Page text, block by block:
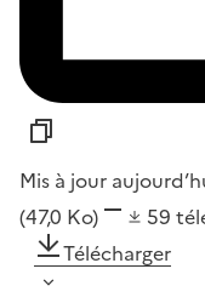
Mis à jour
(47,0 Ko)
59
Télécharger